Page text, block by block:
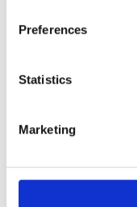
Preferences
Statistics
Marketing
Etelä-Hämeen
työvoimasta on
oli syyskuun 2025
Nämä tiedot käyvät
julkaisemista